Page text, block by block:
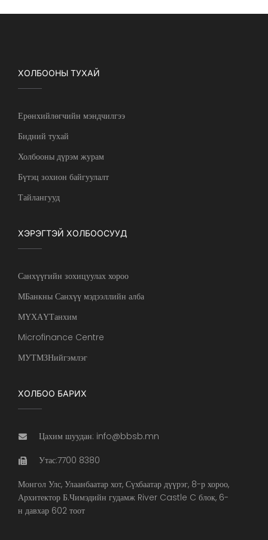
ХОЛБООНЫ ТУХАЙ
Ерөнхийлөгчийн мэндчилгээ
Бидний тухай
Холбооны дүрэм журам
Бүтэц зохион байгуулалт
Тайлангууд
ХЭРЭГТЭЙ ХОЛБООСУУД
Санхүүгийн зохицуулах хороо
МБанкны Санхүү мэдээллийн алба
МҮХАҮТанхим
Microfinance Centre
МУТМЗНийгэмлэг
ХОЛБОО БАРИХ
Цахим шуудан: info@bbsb.mn
Утас:7700 8380
Монгол Улс, Улаанбаатар хот, Сүхбаатар дүүрэг, 8-р хороо,
Архитектор Б.Чимэдийн гудамж River Castle C блок, 6-
н давхар 602 тоот